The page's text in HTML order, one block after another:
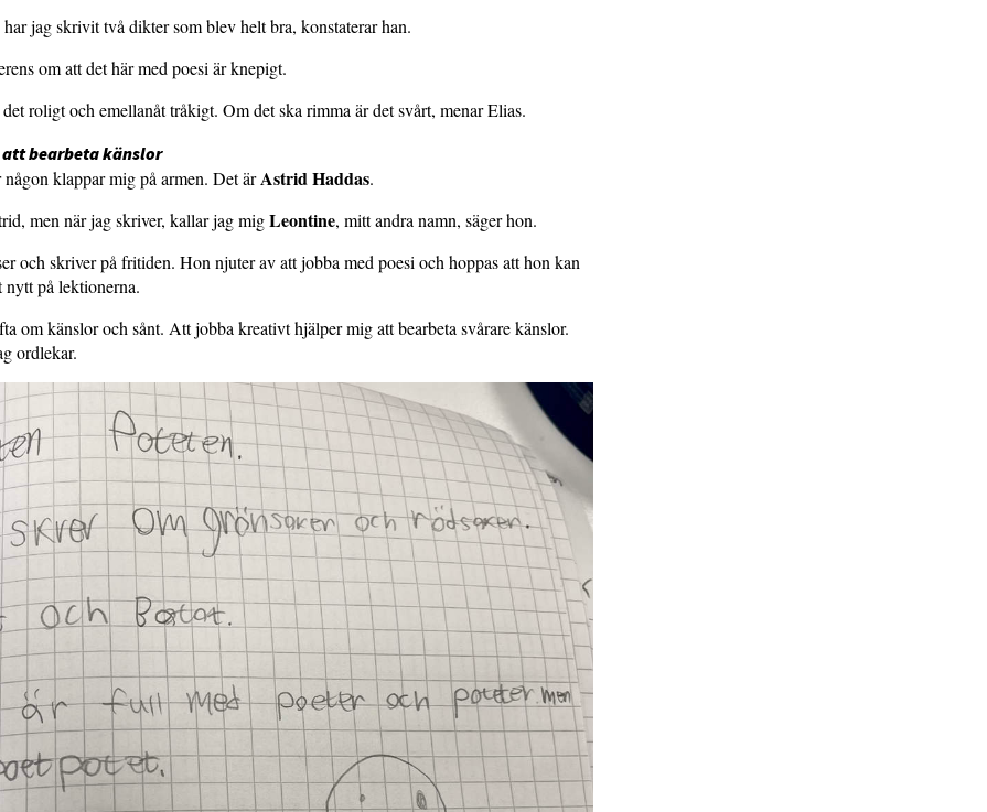
jag skrivit två dikter som blev helt bra, konstaterar han.
om att det här med poesi är knepigt.
roligt och emellanåt tråkigt. Om det ska rimma är det svårt, menar Elias.
bearbeta känslor
någon klappar mig på armen. Det ärAstrid Haddas.
men när jag skriver, kallar jag migLeontine, mitt andra namn, säger hon.
och skriver på fritiden. Hon njuter av att jobba med poesi och hoppas att hon kan
nytt på lektionerna.
om känslor och sånt. Att jobba kreativt hjälper mig att bearbeta svårare känslor.
ordlekar.